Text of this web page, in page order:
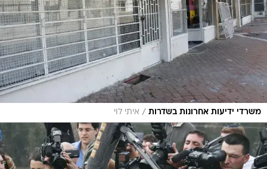
משרדי ידיעות אחרונות בשדרות / איתי לוי